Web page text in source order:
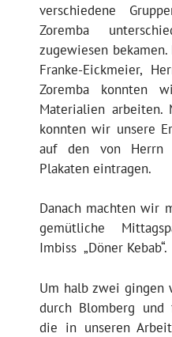
verschiedene
Zoremba
zugewiesen
Franke-Eickmeier,
Zoremba konnten
Materialien arbeiten.
konnten wir unsere
auf den von Herrn
Plakaten eintragen.
Danach machten wir
gemütliche
Imbiss „Döner Kebab“.
Um halb zwei gingen
durch Blomberg
die in unseren